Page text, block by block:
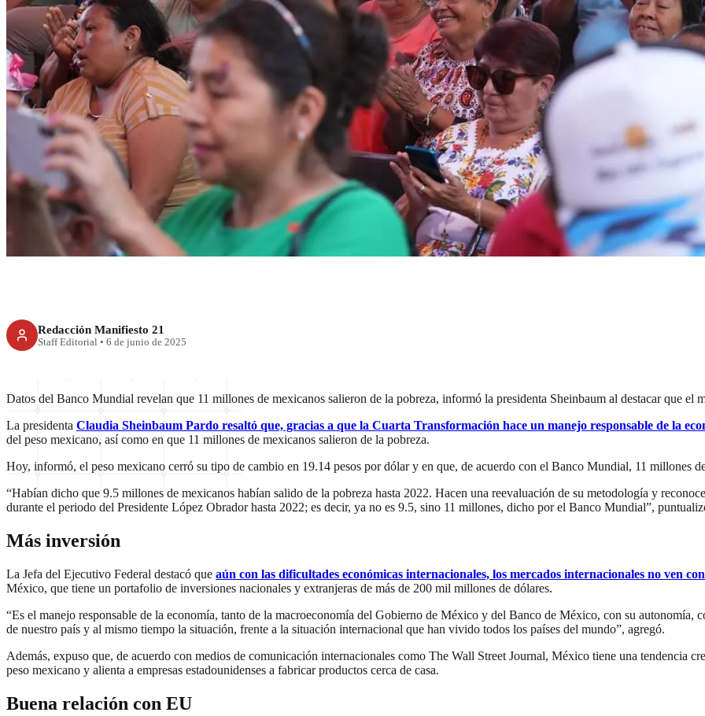
Salieron de la pobreza 11 millones
de mexicanos: Sheinbaum
Redacción Manifiesto 21
Staff Editorial • 6 de junio de 2025
Datos del Banco Mundial revelan que 11 millones de mexicanos salieron de la pobreza, informó la presidenta Sheinbaum al destacar que el
La presidenta Claudia Sheinbaum Pardo resaltó que, gracias a que la Cuarta Transformación hace un manejo responsable de la
del peso mexicano, así como en que 11 millones de mexicanos salieron de la pobreza.
Hoy, informó, el peso mexicano cerró su tipo de cambio en 19.14 pesos por dólar y en que, de acuerdo con el Banco Mundial, 11 millones
“Habían dicho que 9.5 millones de mexicanos habían salido de la pobreza hasta 2022. Hacen una reevaluación de su metodología y
durante el periodo del Presidente López Obrador hasta 2022; es decir, ya no es 9.5, sino 11 millones, dicho por el Banco Mundial”,
Más inversión
La Jefa del Ejecutivo Federal destacó que aún con las dificultades económicas internacionales, los mercados internacionales no ven
México, que tiene un portafolio de inversiones nacionales y extranjeras de más de 200 mil millones de dólares.
“Es el manejo responsable de la economía, tanto de la macroeconomía del Gobierno de México y del Banco de México, con su autonomía,
de nuestro país y al mismo tiempo la situación, frente a la situación internacional que han vivido todos los países del mundo”, agregó.
Además, expuso que, de acuerdo con medios de comunicación internacionales como The Wall Street Journal, México tiene una tendencia
peso mexicano y alienta a empresas estadounidenses a fabricar productos cerca de casa.
Buena relación con EU